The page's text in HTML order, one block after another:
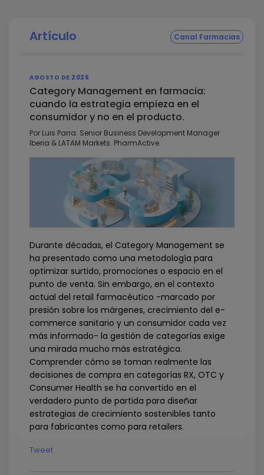
Artículo Canal Farmacias
AGOSTO DE 2026
Category Management en farmacia:
cuando la estrategia empieza en el
consumidor y no en el producto.
Por Luis Parra. Senior Business Development Manager
Iberia & LATAM Markets. PharmActive.
Durante décadas, el Category Management se
ha presentado como una metodología para
optimizar surtido, promociones o espacio en el
punto de venta. Sin embargo, en el contexto
actual del retail farmacéutico -marcado por
presión sobre los márgenes, crecimiento del e-
commerce sanitario y un consumidor cada vez
más informado- la gestión de categorías exige
una mirada mucho más estratégica.
Comprender cómo se toman realmente las
decisiones de compra en categorías RX, OTC y
Consumer Health se ha convertido en el
verdadero punto de partida para diseñar
estrategias de crecimiento sostenibles tanto
para fabricantes como para retailers.
Tweet